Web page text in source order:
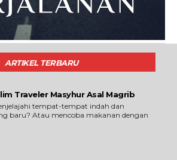
ARTIKEL TERBARU
Traveler Masyhur Asal Magrib
tempat-tempat indah dan
baru? Atau mencoba makanan dengan